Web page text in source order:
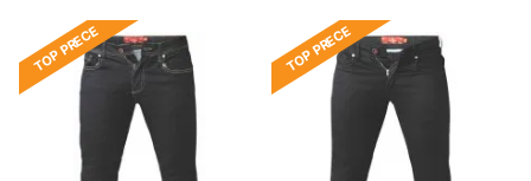
TOP PRECE TOP PRECE